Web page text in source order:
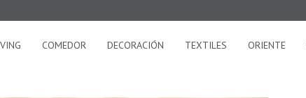
COMEDOR DECORACIÓN TEXTILES ORIENTE